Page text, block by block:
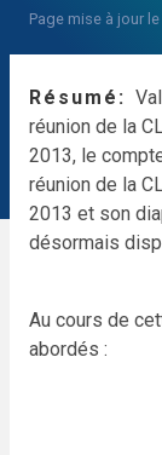
Page mise à jour
Résumé
réunion de la
2013, le
réunion de la
2013 et son
désormais
Au cours de
abordés :